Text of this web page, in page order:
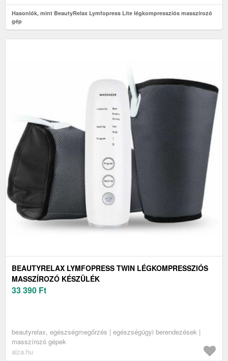
Hasonlók, mint BeautyRelax Lymfopress Lite légkompressziós masszírozó
gép
BEAUTYRELAX LYMFOPRESS TWIN LÉGKOMPRESSZIÓS
MASSZÍROZÓ KÉSZÜLÉK
33 390 Ft
beautyrelax, egészségmegőrzés | egészségügyi berendezések |
masszírozó gépek
alza.hu